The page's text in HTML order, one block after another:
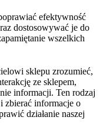
efektywność
dostosowywać je do
wszelkich
sklepu zrozumieć,
ze sklepem,
informacji. Ten rodzaj
zbierać informacje o
działanie naszej